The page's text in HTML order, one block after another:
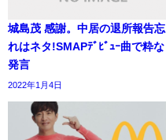
城島茂 感謝。中居の退所報告忘
れはネタ!SMAPﾃﾞﾋﾞｭｰ曲で粋な
発言
2022年1月4日